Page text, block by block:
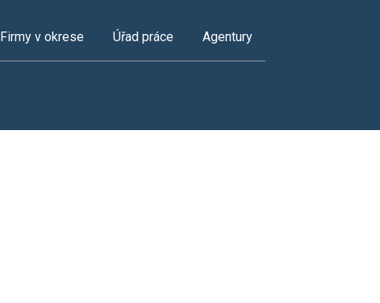
Firmy v okrese Úřad práce Agentury